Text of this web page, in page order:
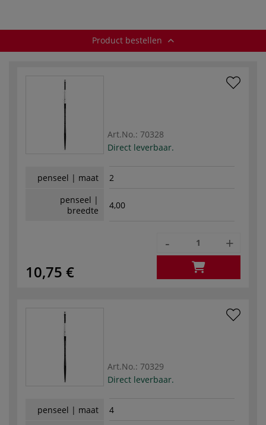
Product bestellen
Art.No.: 70328
Direct leverbaar.
penseel | maat
2
penseel |
breedte
4,00
10,75 €
- +
Art.No.: 70329
Direct leverbaar.
penseel | maat
4